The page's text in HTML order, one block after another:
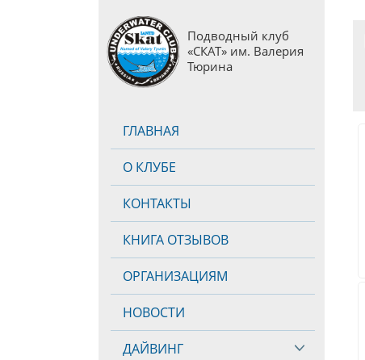
Подводный клуб
«СКАТ» им. Валерия
Тюрина
ГЛАВНАЯ
О КЛУБЕ
КОНТАКТЫ
КНИГА ОТЗЫВОВ
ОРГАНИЗАЦИЯМ
НОВОСТИ
ДАЙВИНГ